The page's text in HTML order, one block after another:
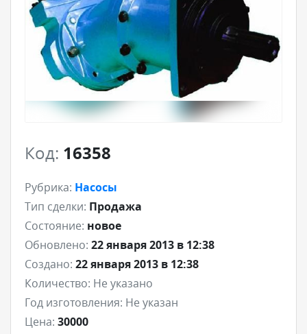
Код: 16358
Рубрика: Насосы
Тип сделки: Продажа
Состояние: новое
Обновлено: 22 января 2013 в 12:38
Создано: 22 января 2013 в 12:38
Количество: Не указано
Год изготовления: Не указан
Цена: 30000